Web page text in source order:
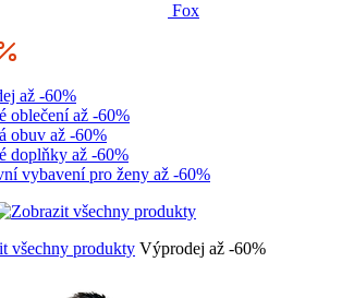
Fox
až -60%
oblečení až -60%
obuv až -60%
doplňky až -60%
vybavení pro ženy až -60%
všechny produkty Výprodej až -60%